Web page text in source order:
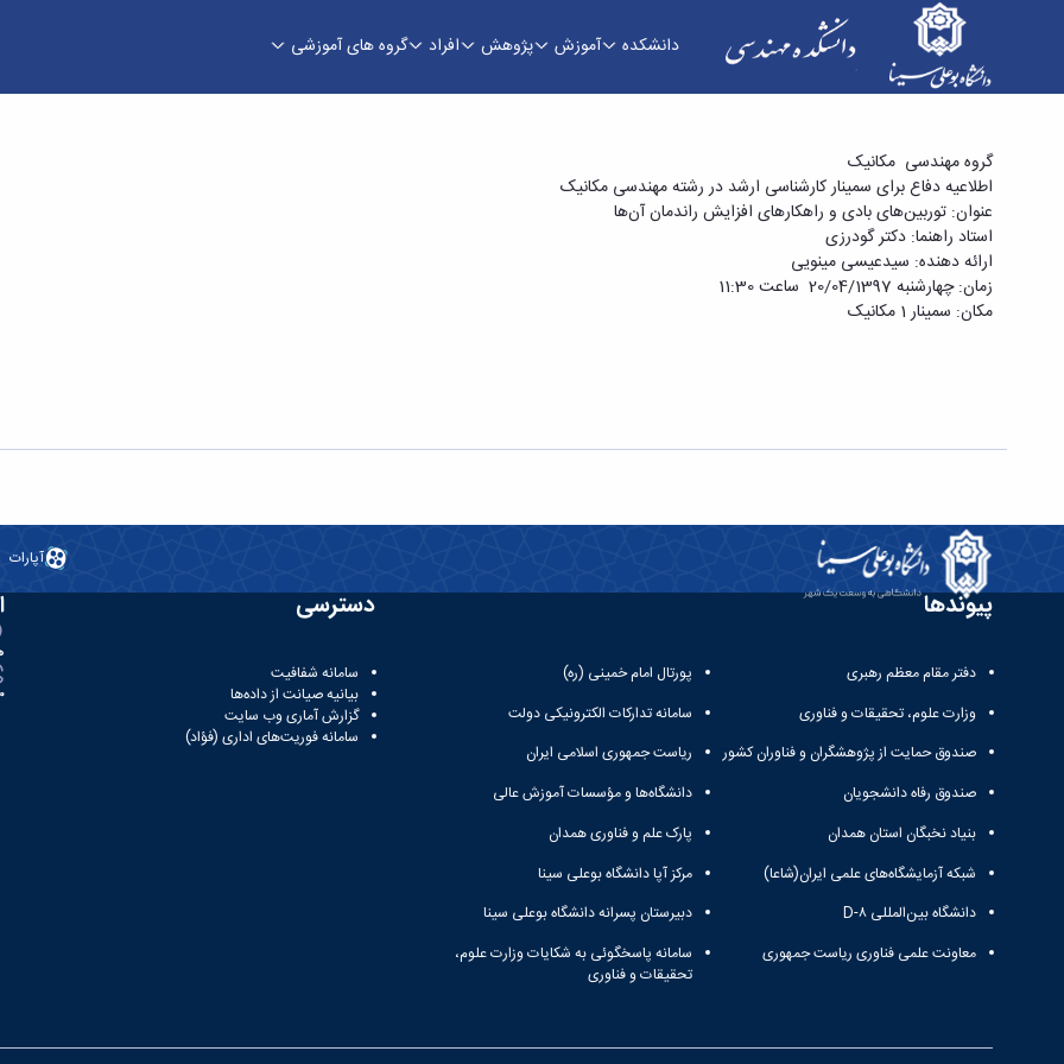
دانشکده آموزش پژوهش افراد گروه های آموزشی
دفاع برای سمینار کارشناسی ارشد در رشته مهندسی مکانیک آقای سیدعیسی مینویی با عنوان
دانشکده فنی و مهندسی
گروه مهندسی مکانیک
اطلاعیه دفاع برای سمینار کارشناسی ارشد در رشته مهندسی مکانیک
عنوان: توربین‌های بادی و راهکارهای افزایش راندمان آن‌ها
استاد راهنما: دکتر گودرزی
ارائه دهنده‌: سیدعیسی مینویی
زمان: چهارشنبه 20/04/1397 ساعت 11:30
مکان: سمینار 1 مکانیک
آپارات
پیوندها
دفتر مقام معظم رهبری
وزارت علوم، تحقیقات و فناوری
صندوق حمایت از پژوهشگران و فناوران کشور
صندوق رفاه دانشجویان
بنیاد نخبگان استان همدان
شبکه آزمایشگاه‌های علمی ایران(شاعا)
دانشگاه بین‌المللی D-۸
معاونت علمی فناوری ریاست جمهوری
پورتال امام خمینی (ره)
سامانه تدارکات الکترونیکی دولت
ریاست جمهوری اسلامی ایران
دانشگاه‌ها و مؤسسات آموزش عالی
پارک علم و فناوری همدان
مرکز آپا دانشگاه بوعلی سینا
دبیرستان پسرانه دانشگاه بوعلی سینا
سامانه پاسخگوئی به شکایات وزارت علوم،
تحقیقات و فناوری
دسترسی
سامانه شفافیت
بیانیه صیانت از داده‌ها
گزارش آماری وب‌ سایت
سامانه فوریت‌های اداری (فؤاد)